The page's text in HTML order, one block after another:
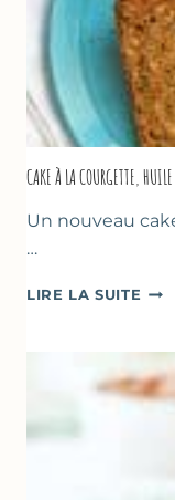
CAKE À LA COURGETTE,
Un nouveau
…
LIRE LA SUITE